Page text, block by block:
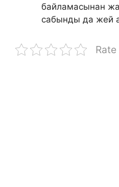
байламасынан
сабынды да жей